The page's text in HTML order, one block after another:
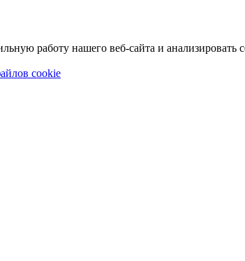
работу нашего веб-сайта и анализировать
cookie